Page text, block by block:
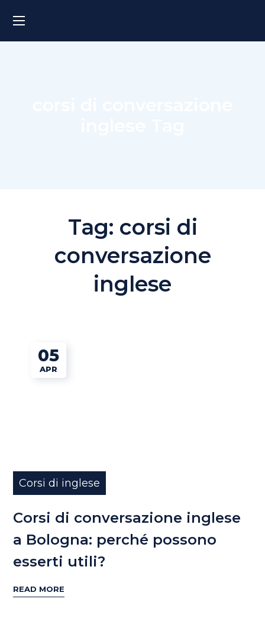
Tag: corsi di
conversazione
inglese
05
APR
Corsi di inglese
Corsi di conversazione inglese
a Bologna: perché possono
esserti utili?
READ MORE